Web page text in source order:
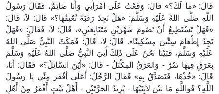
قَالَ: «مَا لَكَ؟» قَالَ: وَقَعْتُ عَلَى امْرَأَتِي وَأَنَا صَائِمٌ، فَقَالَ رَسُولُ
اللَّهِ صَلَّى اللهُ عَلَيْهِ وَسَلَّمَ: «هَلْ تَجِدُ رَقَبَةً تُعْتِقُهَا؟» قَالَ: لاَ، قَالَ:
«فَهَلْ تَسْتَطِيعُ أَنْ تَصُومَ شَهْرَيْنِ مُتَتَابِعَيْنِ»، قَالَ: لاَ، فَقَالَ: «فَهَلْ
تَجِدُ إِطْعَامَ سِتِّينَ مِسْكِينًا». قَالَ: لاَ، قَالَ: فَمَكَثَ النَّبِيُّ صَلَّى اللهُ
عَلَيْهِ وَسَلَّمَ، فَبَيْنَا نَحْنُ عَلَى ذَلِكَ أُتِيَ النَّبِيُّ صَلَّى اللهُ عَلَيْهِ وَسَلَّمَ
بِعَرَقٍ فِيهَا تَمْرٌ - وَالعَرَقُ المِكْتَلُ - قَالَ: «أَيْنَ السَّائِلُ؟» فَقَالَ: أَنَا،
قَالَ: «خُذْهَا، فَتَصَدَّقْ بِهِ» فَقَالَ الرَّجُلُ: أَعَلَى أَفْقَرَ مِنِّي يَا رَسُولَ
اللَّهِ؟ فَوَاللَّهِ مَا بَيْنَ لاَبَتَيْهَا - يُرِيدُ الحَرَّتَيْنِ - أَهْلُ بَيْتٍ أَفْقَرُ مِنْ أَهْلِ